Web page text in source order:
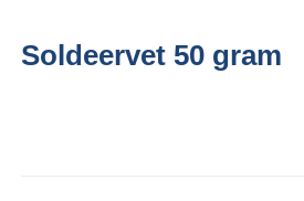
Soldeervet 50 gram